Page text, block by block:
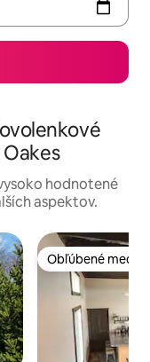
hodnotené
aspektov.
Obľúbené medzi
Obľúbené medzi